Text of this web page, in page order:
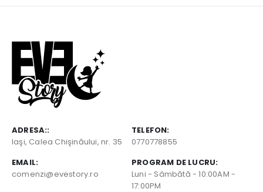
ADRESA::
Iaşi, Calea Chişinăului, nr. 35
TELEFON:
0770778855
EMAIL:
comenzi@evestory.ro
PROGRAM DE LUCRU:
Luni - Sâmbătă - 10:00AM -
17:00PM